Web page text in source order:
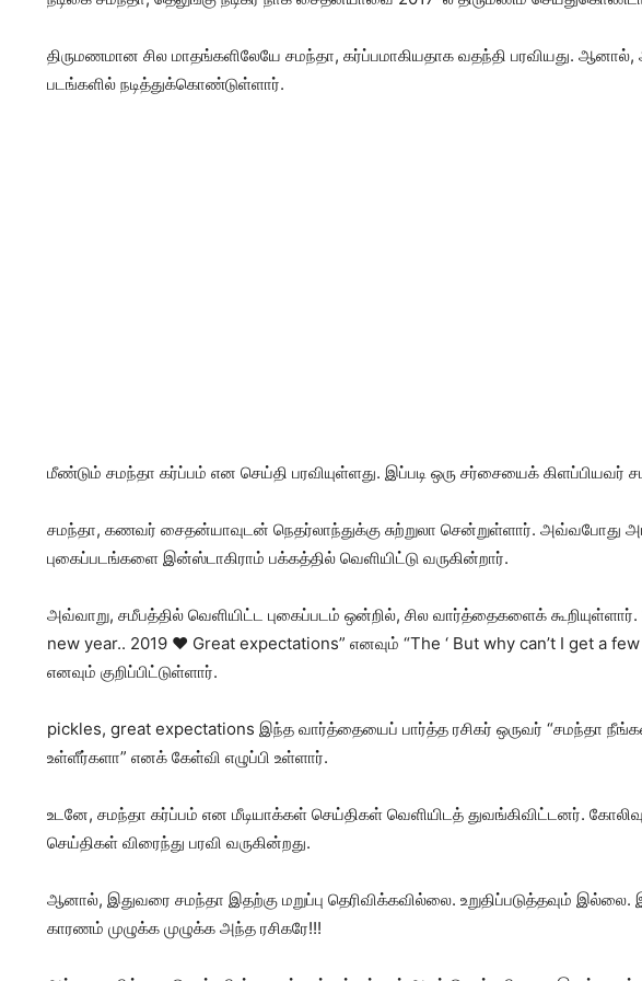
திருமணமான சில மாதங்களிலேயே சமந்தா, கர்ப்பமாகியதாக வதந்தி பரவியது.
படங்களில் நடித்துக்கொண்டுள்ளார்.
மீண்டும் சமந்தா கர்ப்பம் என செய்தி பரவியுள்ளது. இப்படி ஒரு சர்சையைக் கிளப்பியவர்
சமந்தா, கணவர் சைதன்யாவுடன் நெதர்லாந்துக்கு சுற்றுலா சென்றுள்ளார். அவ்வபோது
புகைப்படங்களை இன்ஸ்டாகிராம் பக்கத்தில் வெளியிட்டு வருகின்றார்.
அவ்வாறு, சமீபத்தில் வெளியிட்ட புகைப்படம் ஒன்றில், சில வார்த்தைகளைக்
new year.. 2019 ❤ Great expectations” எனவும் “The ‘ But why can’t I get a few
எனவும் குறிப்பிட்டுள்ளார்.
pickles, great expectations இந்த வார்த்தையைப் பார்த்த ரசிகர் ஒருவர் “சமந்தா
உள்ளீர்களா” எனக் கேள்வி எழுப்பி உள்ளார்.
உடனே, சமந்தா கர்ப்பம் என மீடியாக்கள் செய்திகள் வெளியிடத் துவங்கிவிட்டனர்.
செய்திகள் விரைந்து பரவி வருகின்றது.
ஆனால், இதுவரை சமந்தா இதற்கு மறுப்பு தெரிவிக்கவில்லை. உறுதிப்படுத்தவும்
காரணம் முழுக்க முழுக்க அந்த ரசிகரே!!!